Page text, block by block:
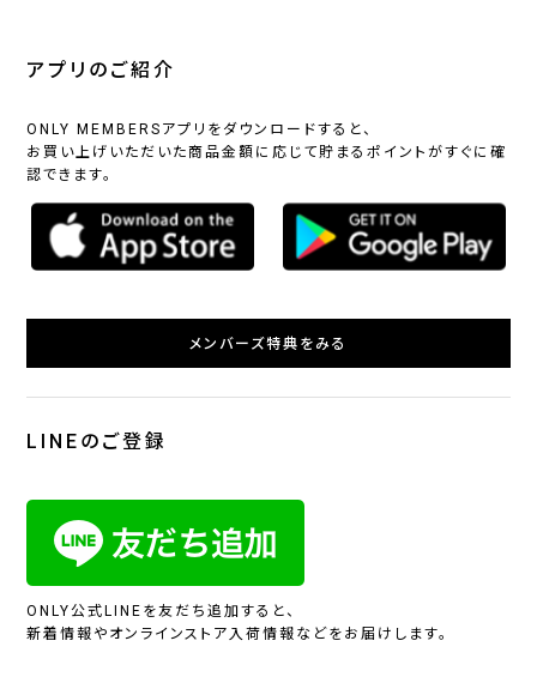
アプリのご紹介
ONLY MEMBERSアプリをダウンロードすると、
お買い上げいただいた商品金額に応じて貯まるポイントがすぐに確
認できます。
メンバーズ特典をみる
LINEのご登録
ONLY公式LINEを友だち追加すると、
新着情報やオンラインストア入荷情報などをお届けします。